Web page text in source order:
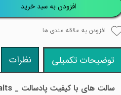
افزودن به سبد خرید
افزودن به علاقه مندی ها
توضیحات تکمیلی نظرات
سالت های با کیفیت پادسالت _